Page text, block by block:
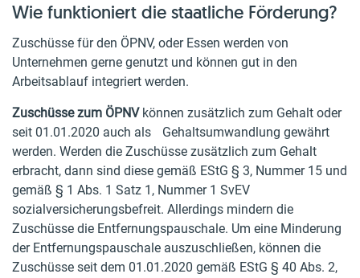
Wie funktioniert die staatliche Förderung?
Zuschüsse für den ÖPNV, oder Essen werden von
Unternehmen gerne genutzt und können gut in den
Arbeitsablauf integriert werden.
Zuschüsse zum ÖPNVkönnen zusätzlich zum Gehalt oder
seit 01.01.2020 auch als Gehaltsumwandlung gewährt
werden. Werden die Zuschüsse zusätzlich zum Gehalt
erbracht, dann sind diese gemäß EStG § 3, Nummer 15 und
gemäß § 1 Abs. 1 Satz 1, Nummer 1 SvEV
sozialversicherungsbefreit. Allerdings mindern die
Zuschüsse die Entfernungspauschale. Um eine Minderung
der Entfernungspauschale auszuschließen, können die
Zuschüsse seit dem 01.01.2020 gemäß EStG § 40 Abs. 2,